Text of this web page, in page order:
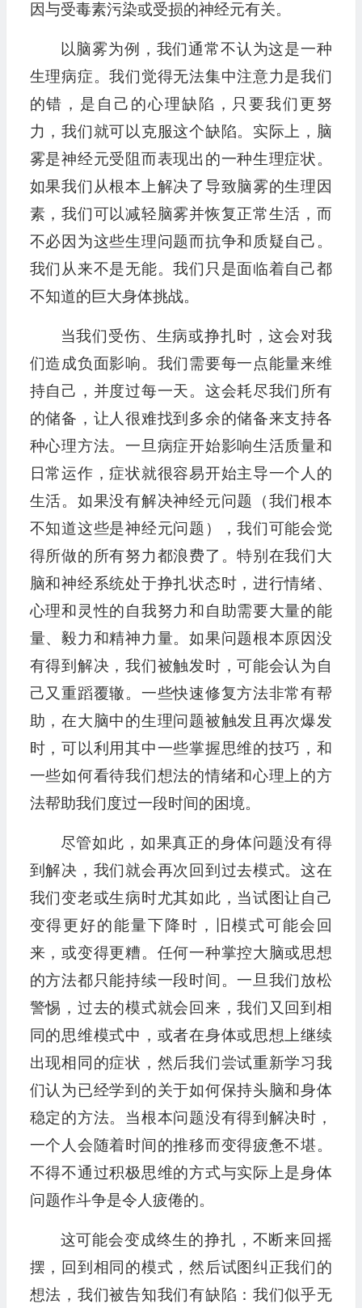
因与受毒素污染或受损的神经元有关。
以脑雾为例，我们通常不认为这是一种
生理病症。我们觉得无法集中注意力是我们
的错，是自己的心理缺陷，只要我们更努
力，我们就可以克服这个缺陷。实际上，脑
雾是神经元受阻而表现出的一种生理症状。
如果我们从根本上解决了导致脑雾的生理因
素，我们可以减轻脑雾并恢复正常生活，而
不必因为这些生理问题而抗争和质疑自己。
我们从来不是无能。我们只是面临着自己都
不知道的巨大身体挑战。
当我们受伤、生病或挣扎时，这会对我
们造成负面影响。我们需要每一点能量来维
持自己，并度过每一天。这会耗尽我们所有
的储备，让人很难找到多余的储备来支持各
种心理方法。一旦病症开始影响生活质量和
日常运作，症状就很容易开始主导一个人的
生活。如果没有解决神经元问题（我们根本
不知道这些是神经元问题），我们可能会觉
得所做的所有努力都浪费了。特别在我们大
脑和神经系统处于挣扎状态时，进行情绪、
心理和灵性的自我努力和自助需要大量的能
量、毅力和精神力量。如果问题根本原因没
有得到解决，我们被触发时，可能会认为自
己又重蹈覆辙。一些快速修复方法非常有帮
助，在大脑中的生理问题被触发且再次爆发
时，可以利用其中一些掌握思维的技巧，和
一些如何看待我们想法的情绪和心理上的方
法帮助我们度过一段时间的困境。
尽管如此，如果真正的身体问题没有得
到解决，我们就会再次回到过去模式。这在
我们变老或生病时尤其如此，当试图让自己
变得更好的能量下降时，旧模式可能会回
来，或变得更糟。任何一种掌控大脑或思想
的方法都只能持续一段时间。一旦我们放松
警惕，过去的模式就会回来，我们又回到相
同的思维模式中，或者在身体或思想上继续
出现相同的症状，然后我们尝试重新学习我
们认为已经学到的关于如何保持头脑和身体
稳定的方法。当根本问题没有得到解决时，
一个人会随着时间的推移而变得疲惫不堪。
不得不通过积极思维的方式与实际上是身体
问题作斗争是令人疲倦的。
这可能会变成终生的挣扎，不断来回摇
摆，回到相同的模式，然后试图纠正我们的
想法，我们被告知我们有缺陷：我们似乎无